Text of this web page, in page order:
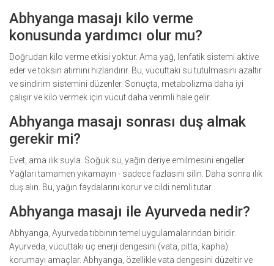
Abhyanga masajı kilo verme
konusunda yardımcı olur mu?
Doğrudan kilo verme etkisi yoktur. Ama yağ, lenfatik sistemi aktive
eder ve toksin atımını hızlandırır. Bu, vücuttaki su tutulmasını azaltır
ve sindirim sistemini düzenler. Sonuçta, metabolizma daha iyi
çalışır ve kilo vermek için vücut daha verimli hale gelir.
Abhyanga masajı sonrası duş almak
gerekir mi?
Evet, ama ılık suyla. Soğuk su, yağın deriye emilmesini engeller.
Yağları tamamen yıkamayın - sadece fazlasını silin. Daha sonra ılık
duş alın. Bu, yağın faydalarını korur ve cildi nemli tutar.
Abhyanga masajı ile Ayurveda nedir?
Abhyanga, Ayurveda tıbbının temel uygulamalarından biridir.
Ayurveda, vücuttaki üç enerji dengesini (vata, pitta, kapha)
korumayı amaçlar. Abhyanga, özellikle vata dengesini düzeltir ve